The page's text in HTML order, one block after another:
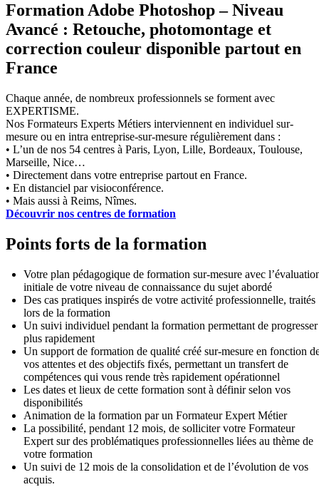
Formation Adobe Photoshop – Niveau
Avancé : Retouche, photomontage et
correction couleur disponible partout en
France
Chaque année, de nombreux professionnels se forment avec
EXPERTISME.
Nos Formateurs Experts Métiers interviennent en individuel sur-
mesure ou en intra entreprise-sur-mesure régulièrement dans :
• L’un de nos 54 centres à Paris, Lyon, Lille, Bordeaux, Toulouse,
Marseille, Nice…
• Directement dans votre entreprise partout en France.
• En distanciel par visioconférence.
• Mais aussi à Reims, Nîmes.
Découvrir nos centres de formation
Points forts de la formation
Votre plan pédagogique de formation sur-mesure avec
initiale de votre niveau de connaissance du sujet abordé
Des cas pratiques inspirés de votre activité professionnelle, traités
lors de la formation
Un suivi individuel pendant la formation permettant de progresser
plus rapidement
Un support de formation de qualité créé sur-mesure en fonction
vos attentes et des objectifs fixés, permettant un transfert de
compétences qui vous rende très rapidement opérationnel
Les dates et lieux de cette formation sont à définir selon vos
disponibilités
Animation de la formation par un Formateur Expert Métier
La possibilité, pendant 12 mois, de solliciter votre Formateur
Expert sur des problématiques professionnelles liées au thème de
votre formation
Un suivi de 12 mois de la consolidation et de l’évolution de vos
acquis.